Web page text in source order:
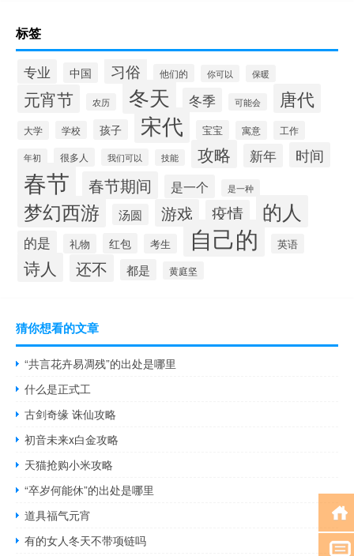
标签
专业 中国 习俗 他们的 你可以 保暖
元宵节 农历 冬天 冬季 可能会 唐代
大学 学校 孩子 宋代 宝宝 寓意 工作
年初 很多人 我们可以 技能 攻略 新年 时间
春节 春节期间 是一个 是一种
梦幻西游 汤圆 游戏 疫情 的人
的是 礼物 红包 考生 自己的 英语
诗人 还不 都是 黄庭坚
猜你想看的文章
“共言花卉易凋残”的出处是哪里
什么是正式工
古剑奇缘 诛仙攻略
初音未来x白金攻略
天猫抢购小米攻略
“卒岁何能休”的出处是哪里
道具福气元宵
有的女人冬天不带项链吗